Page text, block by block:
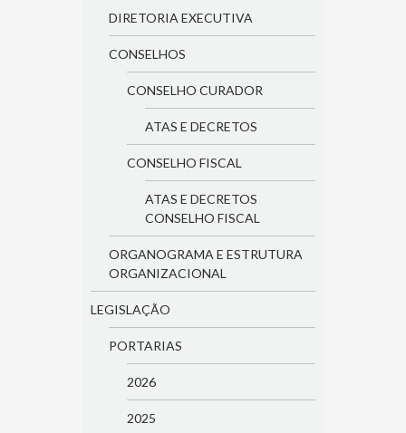
DIRETORIA EXECUTIVA
CONSELHOS
CONSELHO CURADOR
ATAS E DECRETOS
CONSELHO FISCAL
ATAS E DECRETOS
CONSELHO FISCAL
ORGANOGRAMA E ESTRUTURA
ORGANIZACIONAL
LEGISLAÇÃO
PORTARIAS
2026
2025